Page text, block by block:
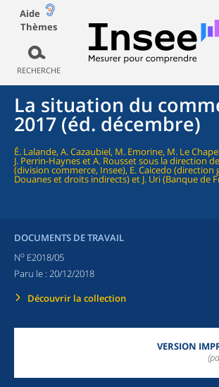
Aide
Thèmes
RECHERCHE
La situation du
2017 (éd. décembre)
É. Lalande, A. Cazaubiel, M. Emorine, M. Le
J. Perrin-Haynes et A. Rousset sous la direction
(division commerce, Insee), E. Caicedo (direction
Douanes et droits indirects) et J. Uri (Banque de
DOCUMENTS DE TRAVAIL
No E2018/05
Paru le : 20/12/2018
Découvrir la collection
VERSION